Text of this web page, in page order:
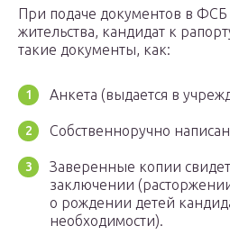
При подаче документов в
жительства, кандидат к
такие документы, как:
Анкета (выдается в
Собственноручно
Заверенные копии
заключении
о рождении детей
необходимости).